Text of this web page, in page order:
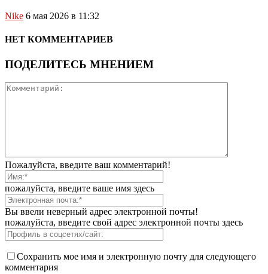
Nike 6 мая 2026 в 11:32
НЕТ КОММЕНТАРИЕВ
ПОДЕЛИТЕСЬ МНЕНИЕМ
Пожалуйста, введите ваш комментарий!
пожалуйста, введите ваше имя здесь
Вы ввели неверный адрес электронной почты!
пожалуйста, введите свой адрес электронной почты здесь
Сохранить мое имя и электронную почту для следующего
комментария